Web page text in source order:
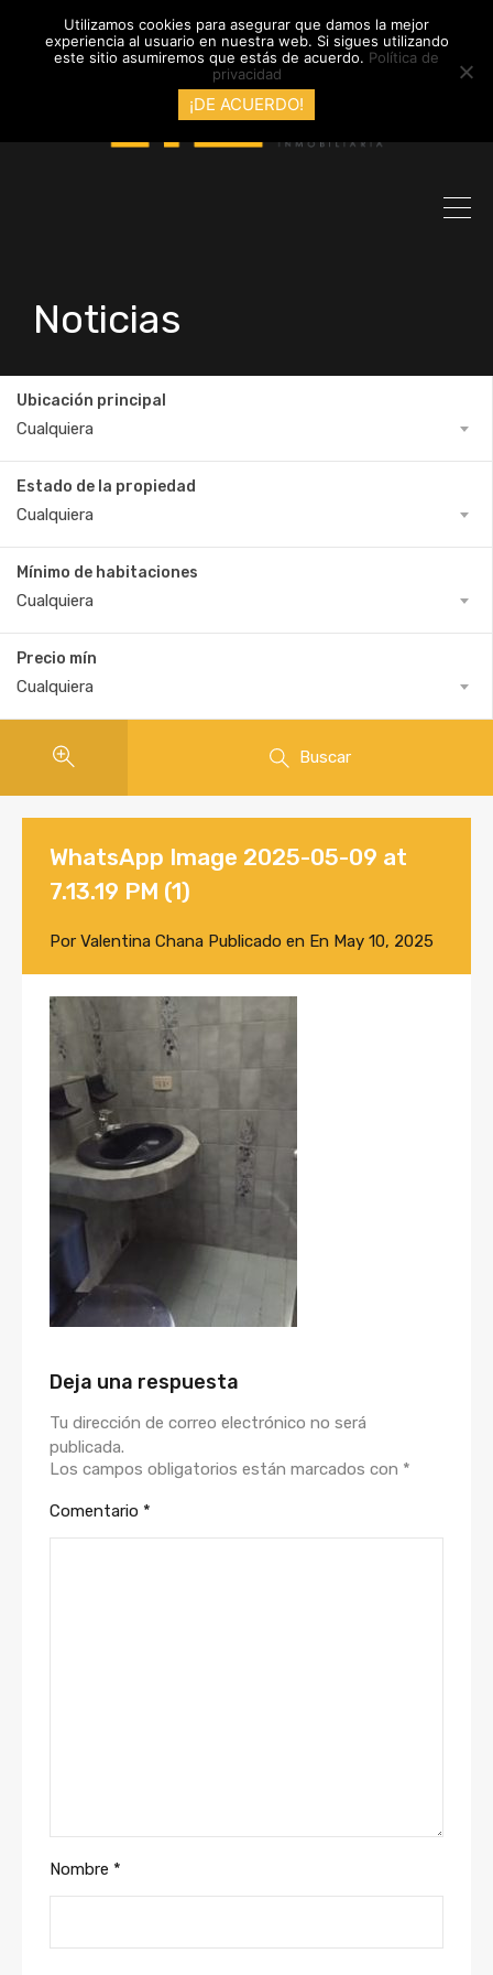
info@inmobiliariadyl.com
Noticias
Ubicación principal
Cualquiera
Estado de la propiedad
Cualquiera
Mínimo de habitaciones
Cualquiera
Precio mín
Cualquiera
Buscar
WhatsApp Image 2025-05-09 at
7.13.19 PM (1)
Por Valentina Chana Publicado en En May 10, 2025
Deja una respuesta
Tu dirección de correo electrónico no será
publicada.
Los campos obligatorios están marcados con *
Comentario *
Nombre *
Utilizamos cookies para asegurar que damos la mejor
experiencia al usuario en nuestra web. Si sigues utilizando
este sitio asumiremos que estás de acuerdo. Política de
privacidad
¡DE ACUERDO!